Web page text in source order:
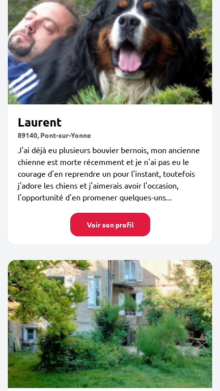
Laurent
89140, Pont-sur-Yonne
J'ai déjà eu plusieurs bouvier bernois, mon ancienne
chienne est morte récemment et je n'ai pas eu le
courage d'en reprendre un pour l'instant, toutefois
j'adore les chiens et j'aimerais avoir l'occasion,
l'opportunité d'en promener quelques-uns...
Voir son profil